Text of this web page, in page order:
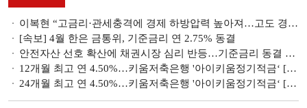
이복현 “고금리·관세충격에 경제 하방압력 높아져…고도 경계해야”
[속보] 4월 한은 금통위, 기준금리 연 2.75% 동결
안전자산 선호 확산에 채권시장 심리 반등…기준금리 동결 예상 압도적
12개월 최고 연 4.50%…키움저축은행 '아이키움정기적금‘ [이주의 저축은행 적금금리-4월 2주]
24개월 최고 연 4.50%…키움저축은행 '아이키움정기적금‘ [이주의 저축은행 적금금리-4월 2주]